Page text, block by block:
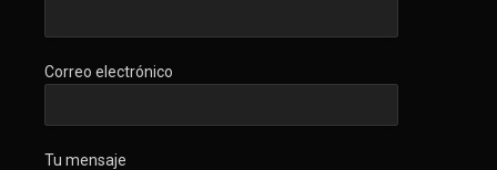
Correo electrónico
Tu mensaje